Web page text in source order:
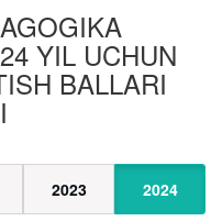
YIL UCHUN
BALLARI
2023 2024